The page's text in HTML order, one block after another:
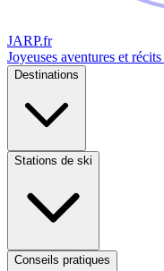
JARP.fr
Joyeuses aventures et
Destinations
Stations de ski
Conseils pratiques